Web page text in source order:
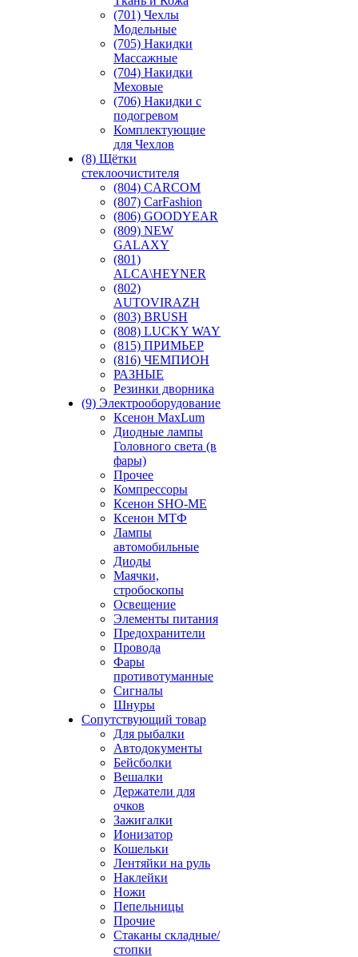
(701) Чехлы
Модельные
(705) Накидки
Массажные
(704) Накидки
Меховые
(706) Накидки с
подогревом
Комплектующие
для Чехлов
(8) Щётки
стеклоочистителя
(804) CARCOM
(807) CarFashion
(806) GOODYEAR
(809) NEW
GALAXY
(801)
ALCA\HEYNER
(802)
AUTOVIRAZH
(803) BRUSH
(808) LUCKY WAY
(815) ПРИМЬЕР
(816) ЧЕМПИОН
РАЗНЫЕ
Резинки дворника
(9) Электрооборудование
Ксенон MaxLum
Диодные лампы
Головного света (в
фары)
Прочее
Компрессоры
Ксенон SHO-ME
Ксенон МТФ
Лампы
автомобильные
Диоды
Маячки,
стробоскопы
Освещение
Элементы питания
Предохранители
Провода
Фары
противотуманные
Сигналы
Шнуры
Сопутствующий товар
Для рыбалки
Автодокументы
Бейсболки
Вешалки
Держатели для
очков
Зажигалки
Ионизатор
Кошельки
Лентяйки на руль
Наклейки
Ножи
Пепельницы
Прочие
Стаканы складные/
стопки